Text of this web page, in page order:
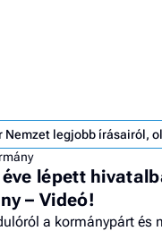
Nemzet legjobb írásairól,
éve lépett
– Videó!
a kormánypárt és